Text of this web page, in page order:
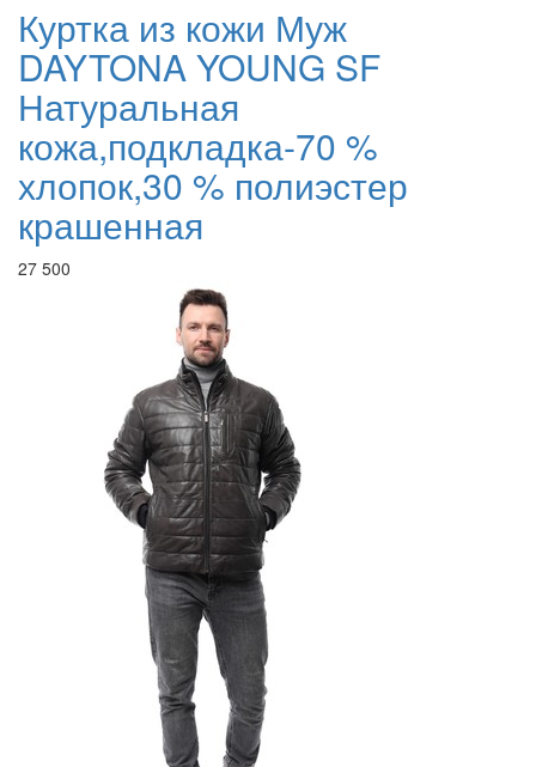
Куртка из кожи Муж
DAYTONA YOUNG SF
Натуральная
кожа,подкладка-70 %
хлопок,30 % полиэстер
крашенная
27 500